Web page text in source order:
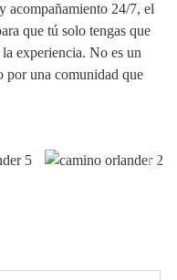
acompañamiento 24/7, el
que tú solo tengas que
experiencia. No es un
por una comunidad que